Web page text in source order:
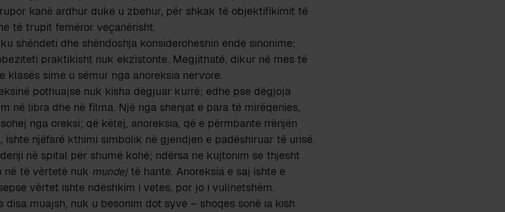
kanë ardhur duke u zbehur, për shkak të objektifikimit të
të trupit femëror veçanërisht.
shëndeti dhe shëndoshja konsideroheshin ende sinonime;
praktikisht nuk ekzistonte. Megjithatë, dikur në mes të
klasës sime u sëmur nga anoreksia nervore.
pothuajse nuk kisha dëgjuar kurrë; edhe pse dëgjoja
në libra dhe në filma. Një nga shenjat e para të mirëqenies,
nga oreksi; që këtej, anoreksia, që e përmbante rrënjën
ishte njëfarë kthimi simbolik në gjendjen e padëshiruar të urisë.
në spital për shumë kohë; ndërsa ne kujtonim se thjesht
në të vërtetë nuk mundejtë hante. Anoreksia e saj ishte e
vërtet ishte ndëshkim i vetes, por jo i vullnetshëm.
disa muajsh, nuk u besonim dot syve – shoqes sonë ia kish